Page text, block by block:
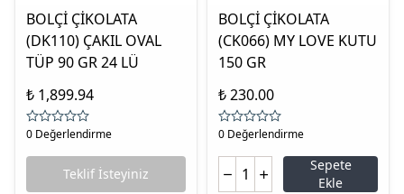
BOLÇİ ÇİKOLATA
(DK110) ÇAKIL OVAL
TÜP 90 GR 24 LÜ
₺ 1,899.94
0 Değerlendirme
Teklif İsteyiniz
BOLÇİ ÇİKOLATA
(CK066) MY LOVE KUTU
150 GR
₺ 230.00
0 Değerlendirme
Sepete
Ekle